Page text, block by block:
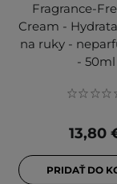
Fragrance-
Cream -
na ruky -
- 50ml
13,80
PRIDAŤ DO